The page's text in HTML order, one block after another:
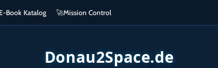
E-Book Katalog 🚀Mission Control
Donau2Space.de